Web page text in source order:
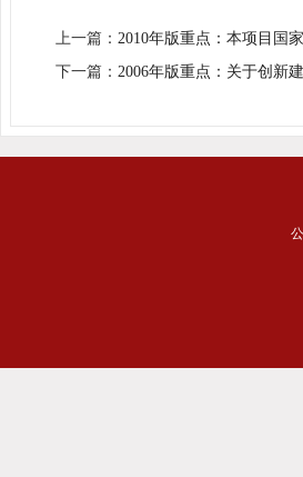
上一篇： 2010年版重点：本项目国
下一篇： 2006年版重点：关于创新